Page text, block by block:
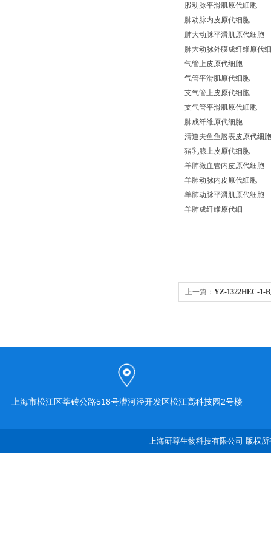
股动脉平滑肌原代细胞
肺动脉内皮原代细胞
肺大动脉平滑肌原代细胞
肺大动脉外膜成纤维原代
气管上皮原代细胞
气管平滑肌原代细胞
支气管上皮原代细胞
支气管平滑肌原代细胞
肺成纤维原代细胞
清道夫鱼鱼唇表皮原代细胞
猪乳腺上皮原代细胞
羊肺微血管内皮原代细胞
羊肺动脉内皮原代细胞
羊肺动脉平滑肌原代细胞
羊肺成纤维原代细
上一篇： YZ-1322HEC-1-
上海市松江区莘砖公路518号漕河泾开发区松江高科技园2号楼
上海研尊生物科技有限公司 版权